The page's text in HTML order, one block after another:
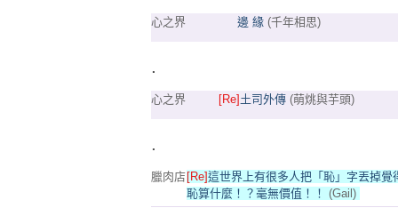
心之界 邊 緣 (千年相思)
.
心之界 [Re] 土司外傳 (萌烑與芋頭)
.
臘肉店 [Re]這世界上有很多人把「恥」字丟掉
恥算什麼！？毫無價值！！ (Gail)